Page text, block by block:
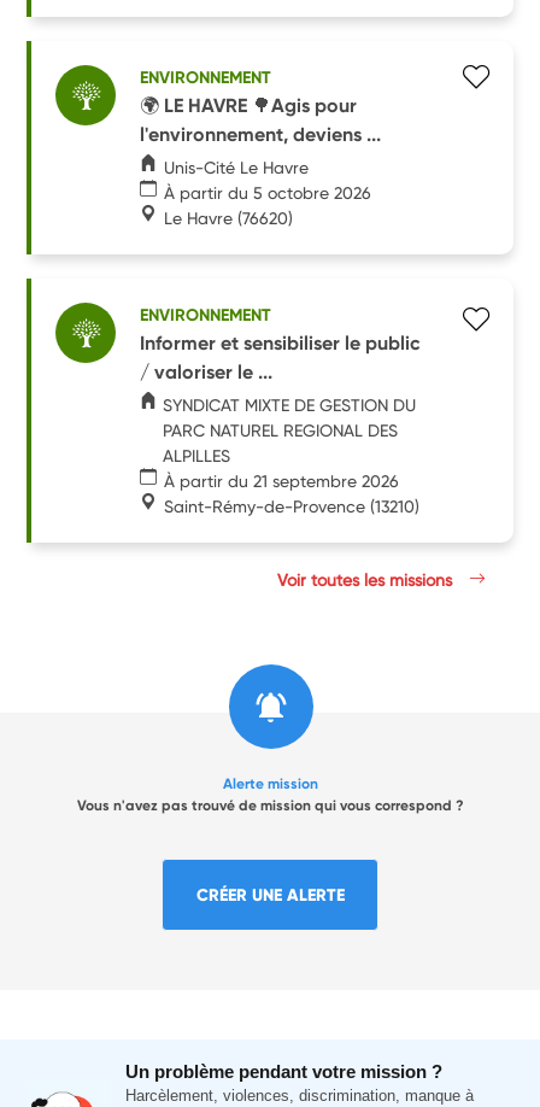
ENVIRONNEMENT
🌍 LE HAVRE 🌳Agis pour
l'environnement, deviens ...
Unis-Cité Le Havre
À partir du 5 octobre 2026
Le Havre (76620)
ENVIRONNEMENT
Informer et sensibiliser le public
/ valoriser le ...
SYNDICAT MIXTE DE GESTION DU
PARC NATUREL REGIONAL DES
ALPILLES
À partir du 21 septembre 2026
Saint-Rémy-de-Provence (13210)
Voir toutes les missions
Alerte mission
Vous n'avez pas trouvé de mission qui vous correspond ?
CRÉER UNE ALERTE
Un problème pendant votre mission ?
Harcèlement, violences, discrimination, manque à